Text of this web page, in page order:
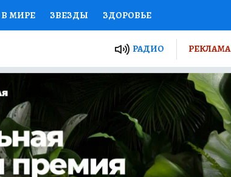
В МИРЕ ЗВЕЗДЫ ЗДОРОВЬЕ
ПРОЕКТЫ РОССИИ
ЖЕНСКИЕ СЕКРЕТЫ ПУТЕВОДИТЕЛЬ
ДЕФИЦИТ ЖЕЛЕЗА ТУРИЗМ
РАБОТА У НАС ГИД ПОТРЕБИТЕЛЯ ВСЕ О КП
РАДИО РЕКЛАМА